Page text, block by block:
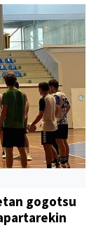
gogotsu